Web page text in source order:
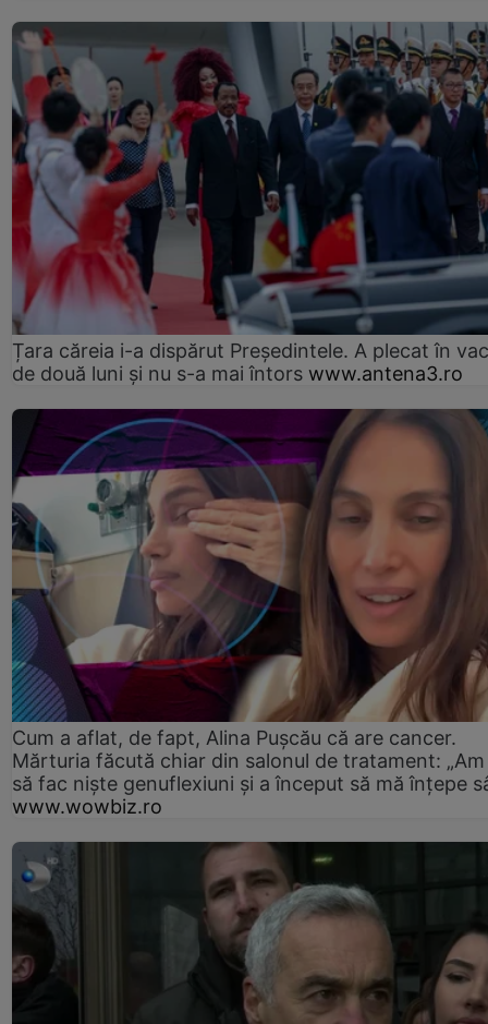
Țara căreia i-a dispărut Președintele. A plecat în
de două luni și nu s-a mai întors www.antena3.ro
Cum a aflat, de fapt, Alina Pușcău că are cancer.
Mărturia făcută chiar din salonul de tratament:
să fac niște genuflexiuni și a început să mă înțepe
www.wowbiz.ro